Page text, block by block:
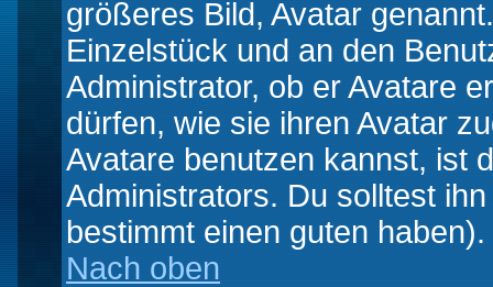
größeres Bild, Avatar
Einzelstück und an den
Administrator, ob er Avatare
dürfen, wie sie ihren Avatar
Avatare benutzen kannst, ist
Administrators. Du solltest
bestimmt einen guten haben).
Nach oben